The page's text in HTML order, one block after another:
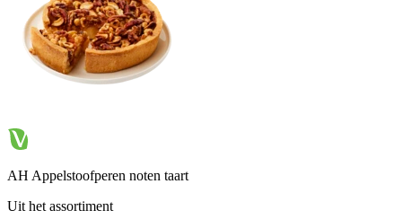
AH Appelstoofperen noten taart
Uit het assortiment